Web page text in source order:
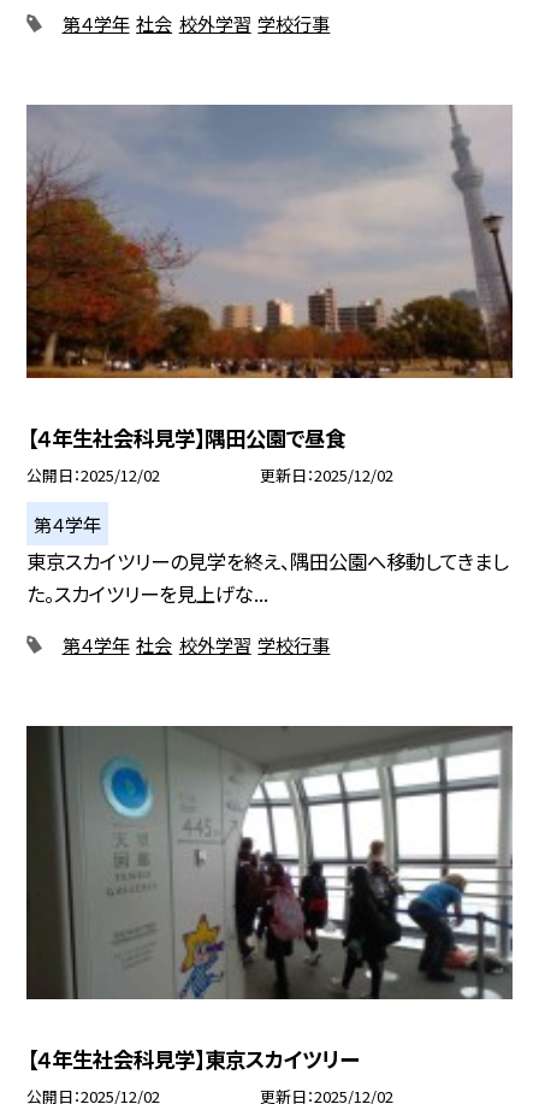
第４学年 社会 校外学習 学校行事
【４年生社会科見学】隅田公園で昼食
公開日 2025/12/02 更新日 2025/12/02
第４学年
東京スカイツリーの見学を終え、隅田公園へ移動してきまし
た。スカイツリーを見上げな...
第４学年 社会 校外学習 学校行事
【４年生社会科見学】東京スカイツリー
公開日 2025/12/02 更新日 2025/12/02